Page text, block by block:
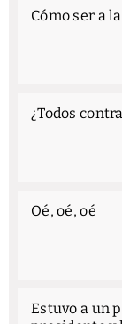
Cómo ser a
¿Todos
Oé, oé, oé
Estuvo a un